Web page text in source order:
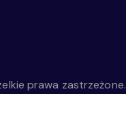
prawa zastrzeżone.